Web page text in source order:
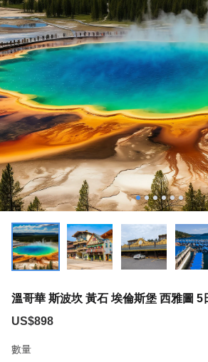
溫哥華 斯波坎 黃石 埃倫斯堡 西雅圖 5
US$898
數量